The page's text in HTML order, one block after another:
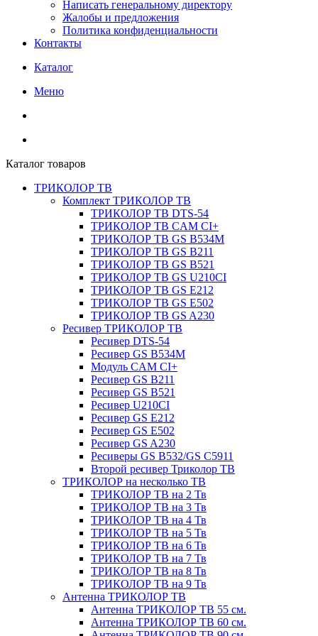
Написать генеральному директору
Жалобы и предложения
Политика конфиденциальности
Контакты
Каталог
Меню
Каталог товаров
ТРИКОЛОР ТВ
Комплект ТРИКОЛОР ТВ
ТРИКОЛОР ТВ DTS-54
ТРИКОЛОР ТВ CAM CI+
ТРИКОЛОР ТВ GS B534M
ТРИКОЛОР ТВ GS B211
ТРИКОЛОР ТВ GS B521
ТРИКОЛОР ТВ GS U210CI
ТРИКОЛОР ТВ GS E212
ТРИКОЛОР ТВ GS E502
ТРИКОЛОР ТВ GS A230
Ресивер ТРИКОЛОР ТВ
Ресивер DTS-54
Ресивер GS B534M
Модуль CAM CI+
Ресивер GS B211
Ресивер GS B521
Ресивер U210CI
Ресивер GS E212
Ресивер GS E502
Ресивер GS A230
Ресиверы GS B532/GS C5911
Второй ресивер Триколор ТВ
ТРИКОЛОР на несколько ТВ
ТРИКОЛОР ТВ на 2 Тв
ТРИКОЛОР ТВ на 3 Тв
ТРИКОЛОР ТВ на 4 Тв
ТРИКОЛОР ТВ на 5 Тв
ТРИКОЛОР ТВ на 6 Тв
ТРИКОЛОР ТВ на 7 Тв
ТРИКОЛОР ТВ на 8 Тв
ТРИКОЛОР ТВ на 9 Тв
Антенна ТРИКОЛОР ТВ
Антенна ТРИКОЛОР ТВ 55 см.
Антенна ТРИКОЛОР ТВ 60 см.